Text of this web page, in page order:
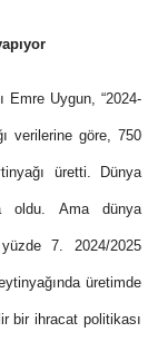
Emre Uygun, “2024-
verilerine göre, 750
üretti. Dünya
oldu. Ama dünya
7. 2024/2025
üretimde
bir ihracat politikası